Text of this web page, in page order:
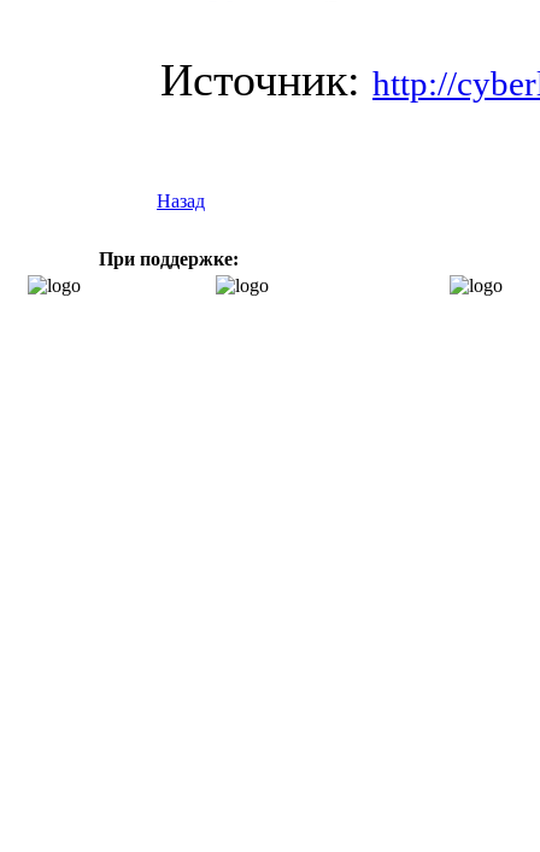
Источник: http://
Назад
При поддержке: